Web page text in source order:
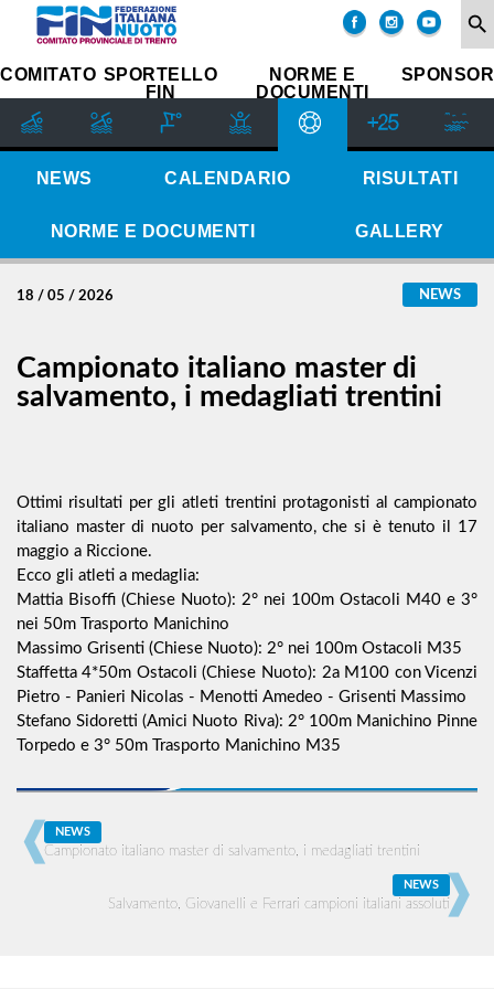
COMITATO SPORTELLO
FIN
NORME E
DOCUMENTI
SPONSOR
search
NEWS CALENDARIO RISULTATI
NORME E DOCUMENTI GALLERY
NEWS
18 / 05 / 2026
Campionato italiano master di
salvamento, i medagliati trentini
Ottimi risultati per gli atleti trentini protagonisti al campionato
italiano master di nuoto per salvamento, che si è tenuto il 17
maggio a Riccione.
Ecco gli atleti a medaglia:
Mattia Bisoffi (Chiese Nuoto): 2° nei 100m Ostacoli M40 e 3°
nei 50m Trasporto Manichino
Massimo Grisenti (Chiese Nuoto): 2° nei 100m Ostacoli M35
Staffetta 4*50m Ostacoli (Chiese Nuoto): 2a M100 con Vicenzi
Pietro - Panieri Nicolas - Menotti Amedeo - Grisenti Massimo
Stefano Sidoretti (Amici Nuoto Riva): 2° 100m Manichino Pinne
Torpedo e 3° 50m Trasporto Manichino M35
NEWS
Campionato italiano master di salvamento, i medagliati trentini
NEWS
Salvamento, Giovanelli e Ferrari campioni italiani assoluti
COMITATO
SETTORE
IMPIANTI
SPORTIVI
GIUDICE
SPORTIVO
STORIA